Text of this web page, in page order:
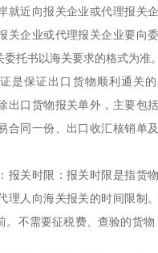
就近向报关企业或代理报关
关企业或代理报关企业要向
托书以海关要求的格式为准。
是保证出口货物顺利通关
出口货物报关单外，主要包
合同一份、出口收汇核销单
报关时限：报关时限是指货
理人向海关报关的时间限制
。不需要征税费、查验的货物